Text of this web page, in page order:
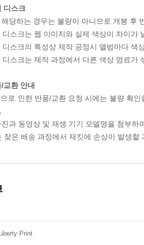
디스크
해당하는 경우는 불량이 아니므로 개봉 후
디스크는 웹 이미지와 실제 색상이 차이가
디스크의 특성상 제작 공정시 앨범마다 색
디스크는 제작 과정에서 다른 색상 염료가
환 안내
로 인한 반품/교환 요청 시에는 불량 확
진과 동영상 및 재생 기기 모델명을 첨부하
잦은 배송 과정에서 재킷에 손상이 발생
Print